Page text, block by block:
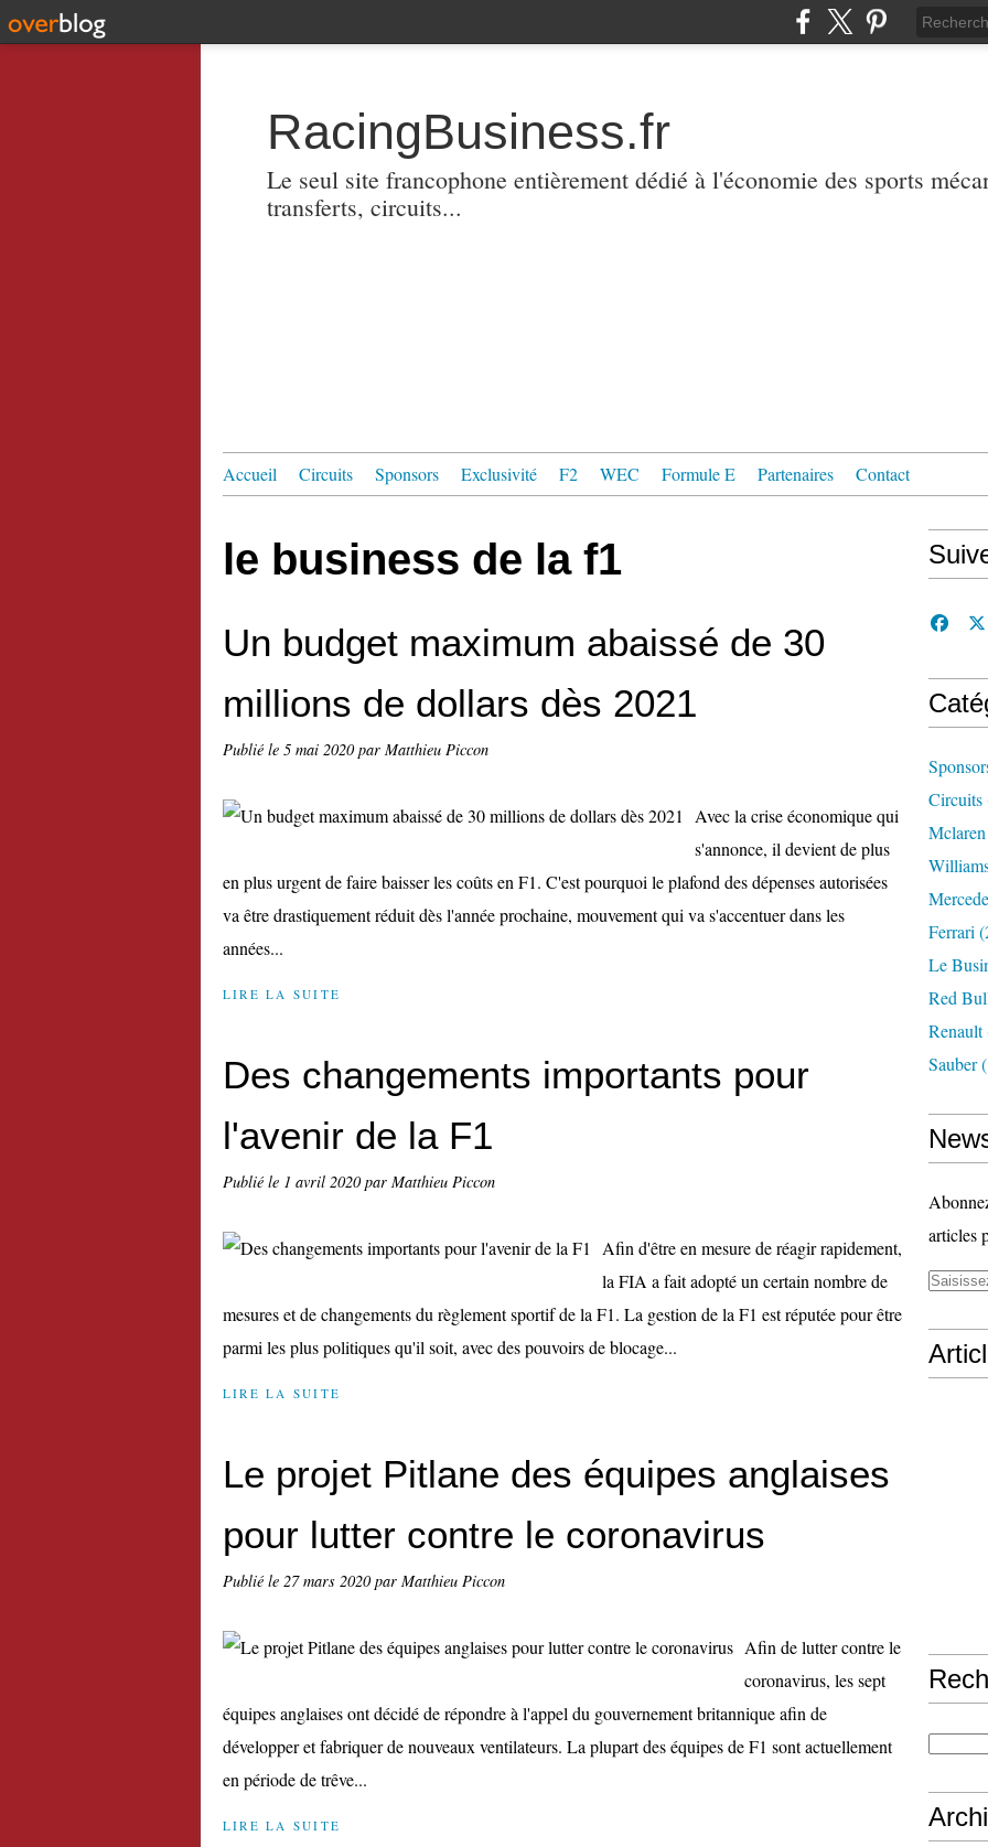
RacingBusiness.fr
Le seul site francophone entièrement dédié à l'économie des sports
transferts, circuits...
Accueil Circuits Sponsors Exclusivité F2 WEC Formule E Partenaires Contact
le business de la f1
Un budget maximum abaissé de 30
millions de dollars dès 2021
Publié le 5 mai 2020par Matthieu Piccon
Avec la crise économique qui
s'annonce, il devient de plus
en plus urgent de faire baisser les coûts en F1. C'est pourquoi le plafond des dépenses autorisées
va être drastiquement réduit dès l'année prochaine, mouvement qui va s'accentuer dans les
années...
LIRE LA SUITE
Des changements importants pour
l'avenir de la F1
Publié le 1 avril 2020par Matthieu Piccon
Afin d'être en mesure de réagir rapidement,
la FIA a fait adopté un certain nombre de
mesures et de changements du règlement sportif de la F1. La gestion de la F1 est réputée pour être
parmi les plus politiques qu'il soit, avec des pouvoirs de blocage...
LIRE LA SUITE
Le projet Pitlane des équipes anglaises
pour lutter contre le coronavirus
Publié le 27 mars 2020par Matthieu Piccon
Afin de lutter contre le
coronavirus, les sept
équipes anglaises ont décidé de répondre à l'appel du gouvernement britannique afin de
développer et fabriquer de nouveaux ventilateurs. La plupart des équipes de F1 sont actuellement
en période de trêve...
LIRE LA SUITE
Circuits
Mclaren
Ferrari
Le
Red
Renault
Sauber
articles